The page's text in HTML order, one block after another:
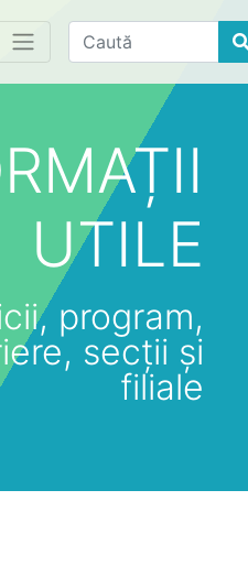
Find
UTILE
program,
secții și
filiale